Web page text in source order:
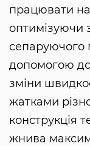
працювати
оптимізуючи
допомогою
зміни
жатками
конструкція
жнива